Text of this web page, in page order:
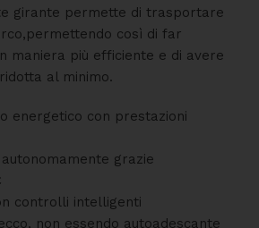
girante permette di trasportare
così di far
maniera più efficiente e di avere
al minimo.
energetico con prestazioni
grazie
controlli intelligenti
non essendo autoadescante